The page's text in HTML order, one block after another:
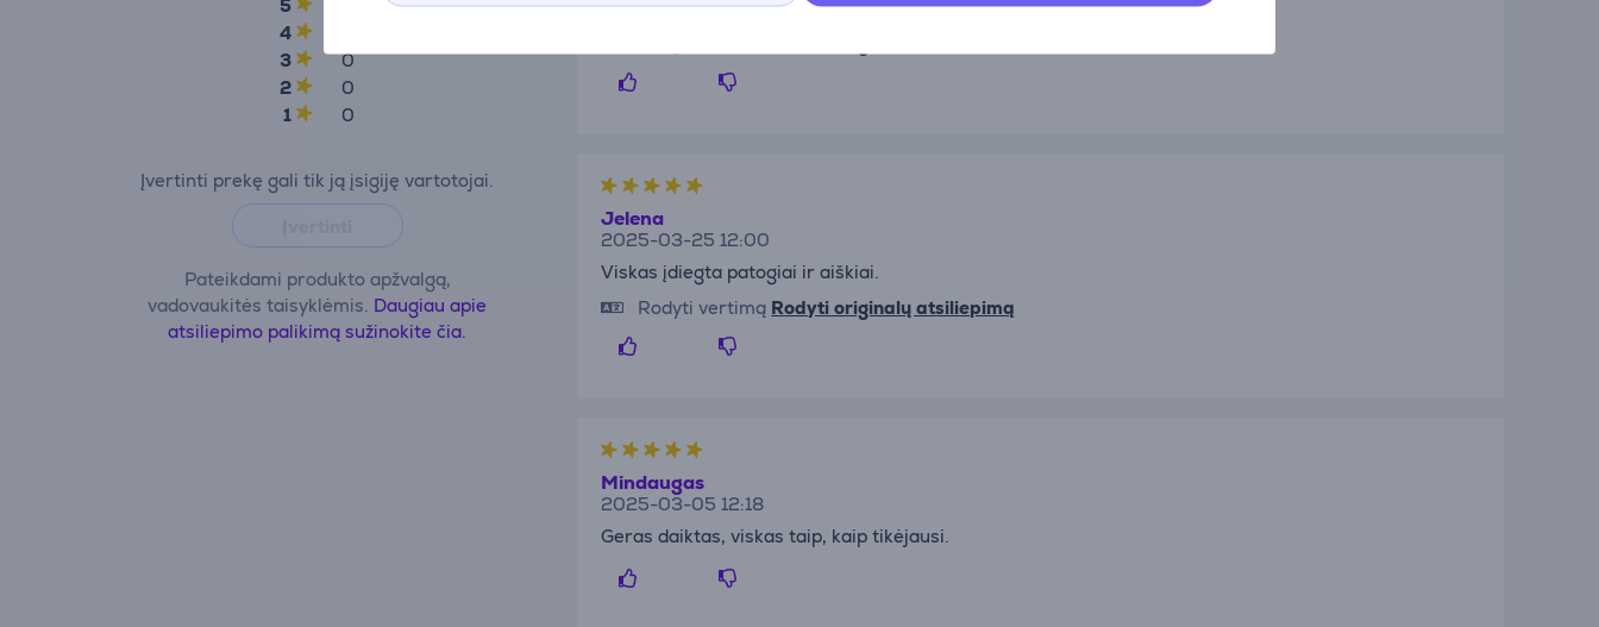
5
4
3
0
2
0
1
0
Įvertinti prekę gali tik ją įsigiję vartotojai.
Pateikdami produkto apžvalgą,
vadovaukitės taisyklėmis. Daugiau apie
atsiliepimo palikimą sužinokite čia.
Savo darbą atlieka puikiai
Jelena
2025-03-25 12:00
Viskas įdiegta patogiai ir aiškiai.
Rodyti vertimą Rodyti originalų atsiliepimą
Mindaugas
2025-03-05 12:18
Geras daiktas, viskas taip, kaip tikėjausi.